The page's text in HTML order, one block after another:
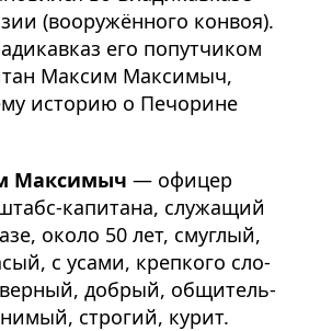
(вооружённого конвоя).
его попутчиком
Максим Максимыч,
историю о Печорине
Максимыч — офи­цер
капи­тана, слу­жа­щий
около 50 лет, смуг­лый,
с усами, креп­кого сло­
добрый, общи­тель­
стро­гий, курит.